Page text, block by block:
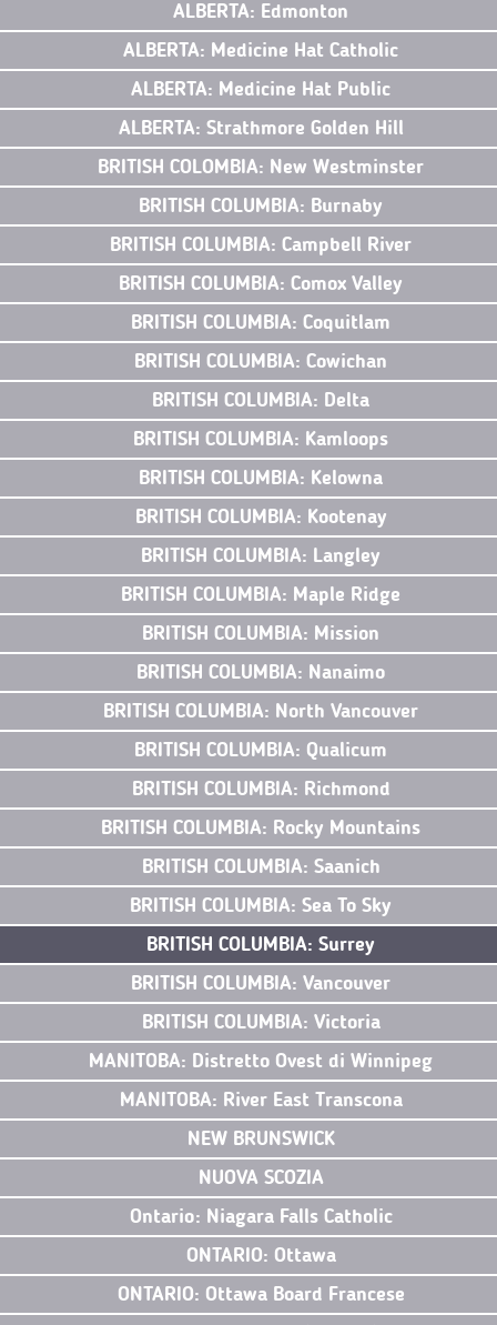
ALBERTA: Edmonton
ALBERTA: Medicine Hat Catholic
ALBERTA: Medicine Hat Public
ALBERTA: Strathmore Golden Hill
BRITISH COLOMBIA: New Westminster
BRITISH COLUMBIA: Burnaby
BRITISH COLUMBIA: Campbell River
BRITISH COLUMBIA: Comox Valley
BRITISH COLUMBIA: Coquitlam
BRITISH COLUMBIA: Cowichan
BRITISH COLUMBIA: Delta
BRITISH COLUMBIA: Kamloops
BRITISH COLUMBIA: Kelowna
BRITISH COLUMBIA: Kootenay
BRITISH COLUMBIA: Langley
BRITISH COLUMBIA: Maple Ridge
BRITISH COLUMBIA: Mission
BRITISH COLUMBIA: Nanaimo
BRITISH COLUMBIA: North Vancouver
BRITISH COLUMBIA: Qualicum
BRITISH COLUMBIA: Richmond
BRITISH COLUMBIA: Rocky Mountains
BRITISH COLUMBIA: Saanich
BRITISH COLUMBIA: Sea To Sky
BRITISH COLUMBIA: Surrey
BRITISH COLUMBIA: Vancouver
BRITISH COLUMBIA: Victoria
MANITOBA: Distretto Ovest di Winnipeg
MANITOBA: River East Transcona
NEW BRUNSWICK
NUOVA SCOZIA
Ontario: Niagara Falls Catholic
ONTARIO: Ottawa
ONTARIO: Ottawa Board Francese